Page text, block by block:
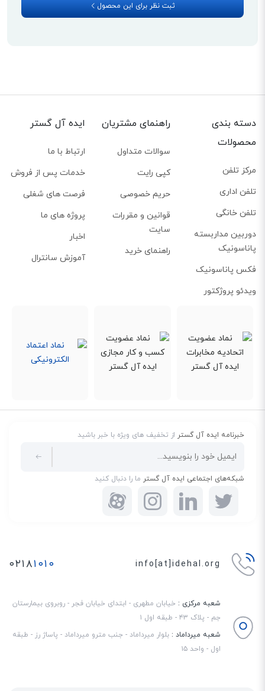
ثبت نظر برای این محصول
دسته بندی
محصولات
مرکز تلفن
تلفن اداری
تلفن خانگی
دوربین مداربسته
پاناسونیک
فکس پاناسونیک
ویدئو پروژکتور
راهنمای مشتریان
سوالات متداول
کپی رایت
حریم خصوصی
قوانین و مقررات
سایت
راهنمای خرید
ایده آل گستر
ارتباط با ما
خدمات پس از فروش
فرصت های شغلی
پروژه های ما
اخبار
آموزش سانترال
خبرنامه ایده آل گستراز تخفیف های ویژه با خبر باشید
شبکه‌های اجتماعی ایده آل گسترما را دنبال کنید
info[at]idehal.org ۰۲۱۸۱۰۱۰
شعبه مرکزی : خیابان مطهری - ابتدای خیابان فجر - روبروی بیمارستان
جم - پلاک ۴۳ - طبقه اول ۱
شعبه میرداماد : بلوار میرداماد - جنب مترو میرداماد - پاساژ رز - طبقه
اول - واحد ۱۵